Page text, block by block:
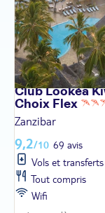
Club Lookéa
Choix Flex
Zanzibar
9,2/10 69 avis
Vols et
Tout compris
Wifi